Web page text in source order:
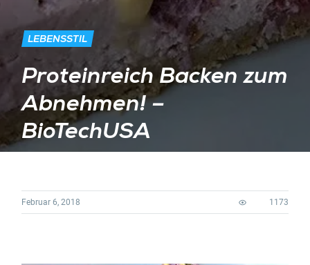
LEBENSSTIL
Proteinreich Backen zum
Abnehmen! –
BioTechUSA
Februar 6, 2018 1173